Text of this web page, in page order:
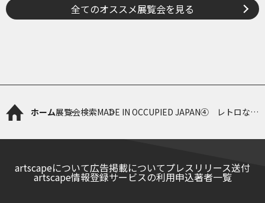
全てのオススメ展覧会を見る
ホーム展覧会検索MADE IN OCCUPIED JAPAN④ レトロな日
artscapeについて広告掲載についてプレスリリース送付
artscape情報登録サービスの利用申込著者一覧